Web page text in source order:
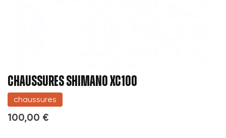
CHAUSSURES SHIMANO XC100
chaussures
100,00 €